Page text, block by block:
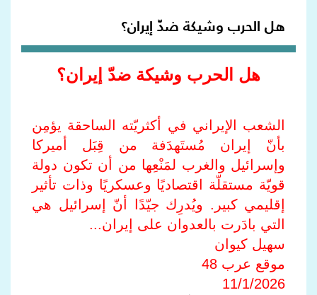
هل الحرب وشيكة ضدّ إيران؟
هل الحرب وشيكة ضدّ إيران؟
الشعب الإيراني في أكثريّته الساحقة يؤمِن
بأنّ إيران مُستَهدَفة من قِبَل أميركا
وإسرائيل والغرب لمَنْعِها من أن تكون دولة
قويّة مستقلّة اقتصاديًا وعسكريًا وذات تأثير
إقليمي كبير. ويُدرِك جيّدًا أنّ إسرائيل هي
التي بادَرت بالعدوان على إيران...
سهيل كيوان
موقع عرب 48
11/1/2026